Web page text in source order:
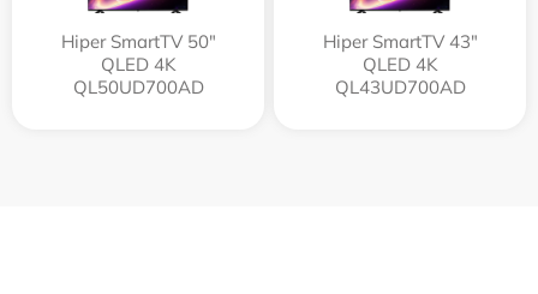
Hiper SmartTV 50"
QLED 4K
QL50UD700AD
Hiper SmartTV 43"
QLED 4K
QL43UD700AD